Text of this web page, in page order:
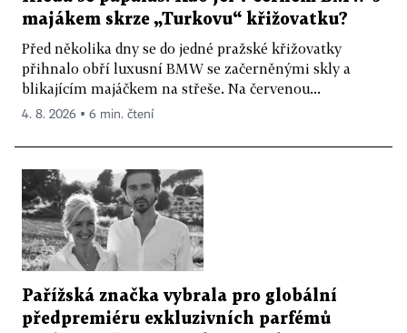
majákem skrze „Turkovu“ křižovatku?
Před několika dny se do jedné pražské křižovatky
přihnalo obří luxusní BMW se začerněnými skly a
blikajícím majáčkem na střeše. Na červenou...
4. 8. 2026 ▪ 6 min. čtení
Pařížská značka vybrala pro globální
předpremiéru exkluzivních parfémů